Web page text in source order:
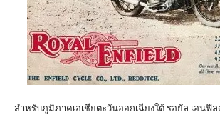
สำหรับภูมิภาคเอเชียตะวันออกเฉียงใต้ รอยัล เอนฟิ